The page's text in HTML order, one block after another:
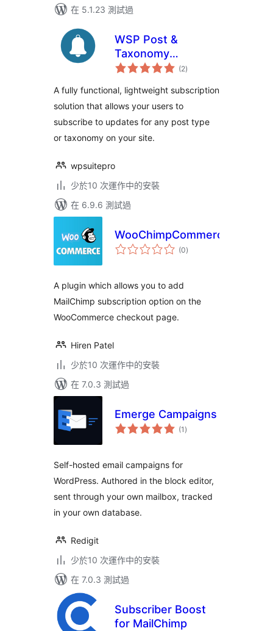
在 5.1.23 測試過
WSP Post &
Taxonomy
Subscriptions Lite
(2總
評)
A fully functional, lightweight subscription
solution that allows your users to
subscribe to updates for any post type
or taxonomy on your site.
wpsuitepro
少於10 次運作中的安裝
在 6.9.6 測試過
WooChimpCommerce
(0總
評)
A plugin which allows you to add
MailChimp subscription option on the
WooCommerce checkout page.
Hiren Patel
少於10 次運作中的安裝
在 7.0.3 測試過
Emerge Campaigns
(1 總
評)
Self-hosted email campaigns for
WordPress. Authored in the block editor,
sent through your own mailbox, tracked
in your own database.
Redigit
少於10 次運作中的安裝
在 7.0.3 測試過
Subscriber Boost
for MailChimp